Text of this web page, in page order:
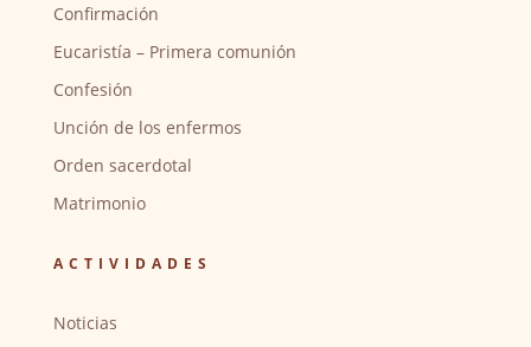
Confirmación
Eucaristía – Primera comunión
Confesión
Unción de los enfermos
Orden sacerdotal
Matrimonio
ACTIVIDADES
Noticias